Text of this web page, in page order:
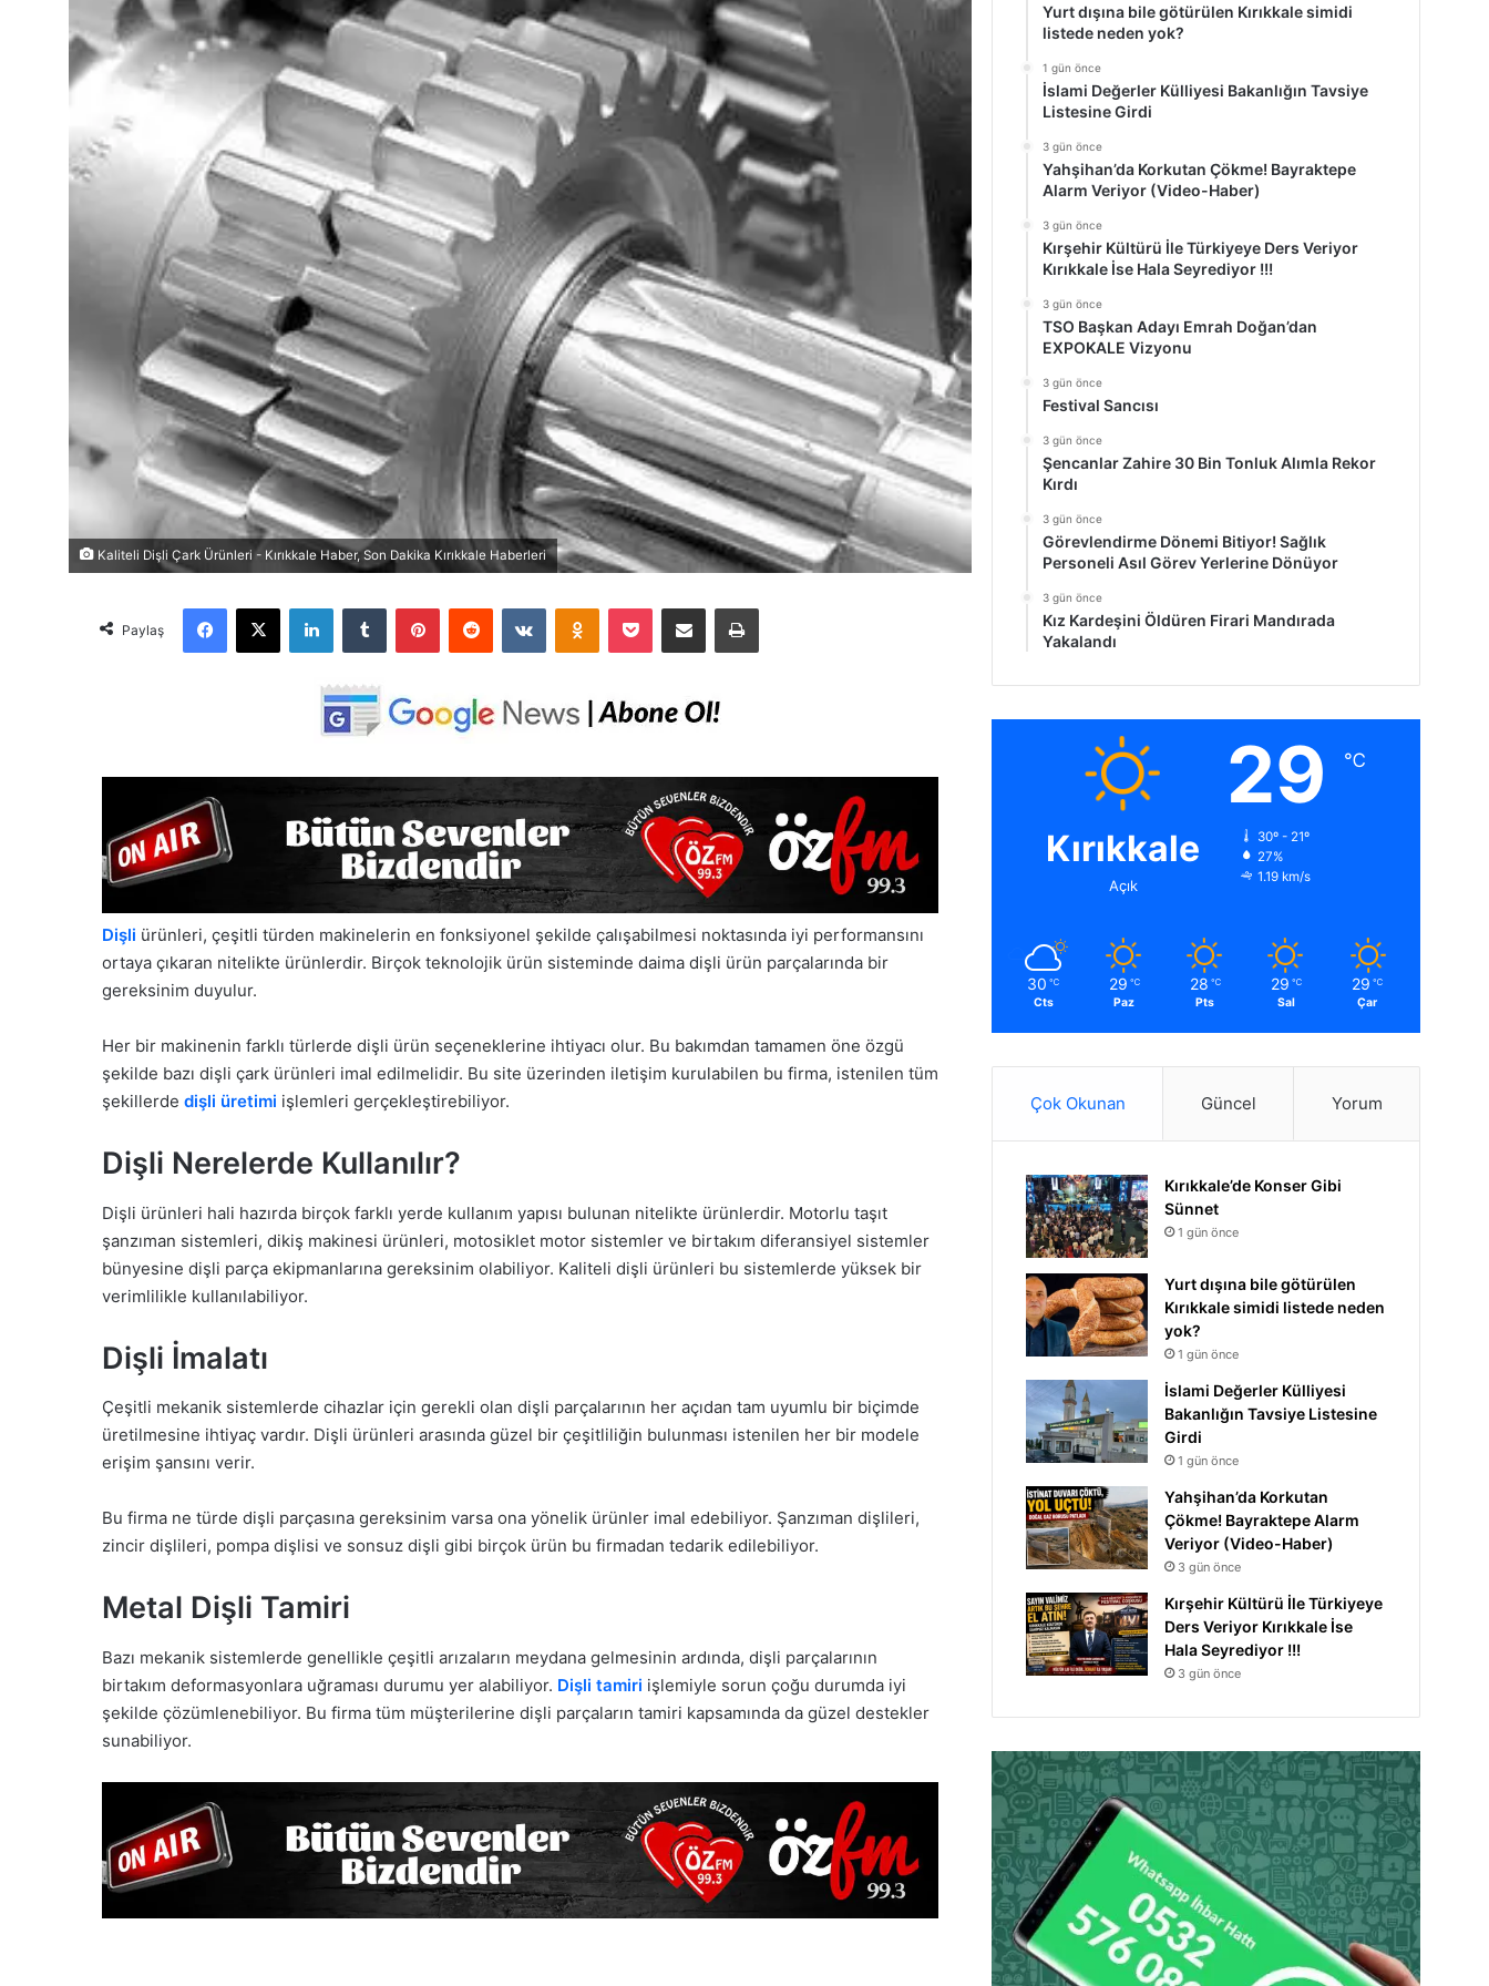
Kaliteli Dişli Çark Ürünleri - Kırıkkale Haber, Son Dakika Kırıkkale Haberleri
Paylaş
Dişli ürünleri, çeşitli türden makinelerin en fonksiyonel şekilde çalışabilmesi noktasında iyi performansını
ortaya çıkaran nitelikte ürünlerdir. Birçok teknolojik ürün sisteminde daima dişli ürün parçalarında bir
gereksinim duyulur.
Her bir makinenin farklı türlerde dişli ürün seçeneklerine ihtiyacı olur. Bu bakımdan tamamen öne özgü
şekilde bazı dişli çark ürünleri imal edilmelidir. Bu site üzerinden iletişim kurulabilen bu firma, istenilen tüm
şekillerde dişli üretimi işlemleri gerçekleştirebiliyor.
Dişli Nerelerde Kullanılır?
Dişli ürünleri hali hazırda birçok farklı yerde kullanım yapısı bulunan nitelikte ürünlerdir. Motorlu taşıt
şanzıman sistemleri, dikiş makinesi ürünleri, motosiklet motor sistemler ve birtakım diferansiyel sistemler
bünyesine dişli parça ekipmanlarına gereksinim olabiliyor. Kaliteli dişli ürünleri bu sistemlerde yüksek bir
verimlilikle kullanılabiliyor.
Dişli İmalatı
Çeşitli mekanik sistemlerde cihazlar için gerekli olan dişli parçalarının her açıdan tam uyumlu bir biçimde
üretilmesine ihtiyaç vardır. Dişli ürünleri arasında güzel bir çeşitliliğin bulunması istenilen her bir modele
erişim şansını verir.
Bu firma ne türde dişli parçasına gereksinim varsa ona yönelik ürünler imal edebiliyor. Şanzıman dişlileri,
zincir dişlileri, pompa dişlisi ve sonsuz dişli gibi birçok ürün bu firmadan tedarik edilebiliyor.
Metal Dişli Tamiri
Bazı mekanik sistemlerde genellikle çeşitli arızaların meydana gelmesinin ardında, dişli parçalarının
birtakım deformasyonlara uğraması durumu yer alabiliyor. Dişli tamiri işlemiyle sorun çoğu durumda iyi
şekilde çözümlenebiliyor. Bu firma tüm müşterilerine dişli parçaların tamiri kapsamında da güzel destekler
sunabiliyor.
Yurt dışına bile götürülen Kırıkkale simidi
listede neden yok?
1 gün önce
İslami Değerler Külliyesi Bakanlığın Tavsiye
Listesine Girdi
3 gün önce
Yahşihan’da Korkutan Çökme! Bayraktepe
Alarm Veriyor (Video-Haber)
3 gün önce
Kırşehir Kültürü İle Türkiyeye Ders Veriyor
Kırıkkale İse Hala Seyrediyor !!!
3 gün önce
TSO Başkan Adayı Emrah Doğan’dan
EXPOKALE Vizyonu
3 gün önce
Festival Sancısı
3 gün önce
Şencanlar Zahire 30 Bin Tonluk Alımla Rekor
Kırdı
3 gün önce
Görevlendirme Dönemi Bitiyor! Sağlık
Personeli Asıl Görev Yerlerine Dönüyor
3 gün önce
Kız Kardeşini Öldüren Firari Mandırada
Yakalandı
Kırıkkale
Açık
29 ℃
30º - 21º
27%
1.19 km/s
30 ℃
Cts
29 ℃
Paz
28 ℃
Pts
29 ℃
Sal
29 ℃
Çar
Çok Okunan Güncel Yorum
Kırıkkale’de Konser Gibi
Sünnet
1 gün önce
Yurt dışına bile götürülen
Kırıkkale simidi listede neden
yok?
1 gün önce
İslami Değerler Külliyesi
Bakanlığın Tavsiye Listesine
Girdi
1 gün önce
Yahşihan’da Korkutan
Çökme! Bayraktepe Alarm
Veriyor (Video-Haber)
3 gün önce
Kırşehir Kültürü İle Türkiyeye
Ders Veriyor Kırıkkale İse
Hala Seyrediyor !!!
3 gün önce